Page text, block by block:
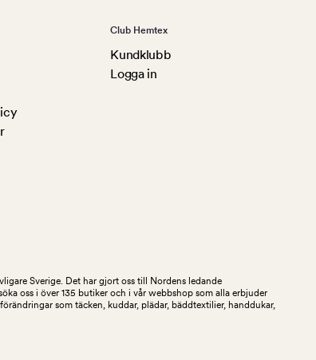
Club Hemtex
Kundklubb
Logga in
Sverige. Det har gjort oss till Nordens ledande
oss i över 135 butiker och i vår webbshop som alla erbjuder
som täcken, kuddar, plädar, bäddtextilier, handdukar,